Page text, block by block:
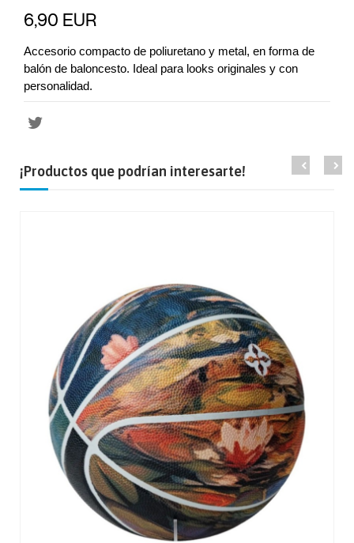
6,90 EUR
Accesorio compacto de poliuretano y metal, en forma de
balón de baloncesto. Ideal para looks originales y con
personalidad.
¡Productos que podrían interesarte!